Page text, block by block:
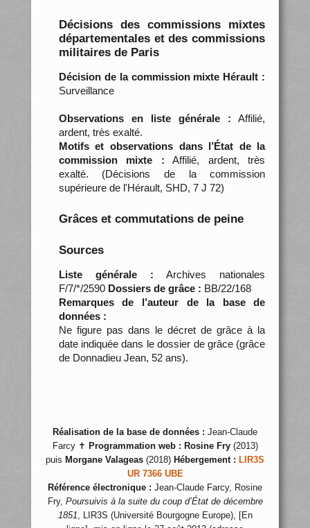
Décisions des commissions mixtes
départementales et des commissions
militaires de Paris
Décision de la commission mixte Hérault :
Surveillance
Observations en liste générale : Affilié,
ardent, très exalté.
Motifs et observations dans l’État de la
commission mixte : Affilié, ardent, très
exalté. (Décisions de la commission
supérieure de l'Hérault, SHD, 7 J 72)
Grâces et commutations de peine
Sources
Liste générale : Archives nationales
F/7/*/2590 Dossiers de grâce : BB/22/168
Remarques de l’auteur de la base de
données :
Ne figure pas dans le décret de grâce à la
date indiquée dans le dossier de grâce (grâce
de Donnadieu Jean, 52 ans).
Réalisation de la base de données : Jean-Claude
Farcy ✝ Programmation web : Rosine Fry(2013)
puis Morgane Valageas (2018) Hébergement : LIR3S
UR 7366 UBE
Référence électronique : Jean-Claude Farcy, Rosine
Fry, Poursuivis à la suite du coup d’État de décembre
1851, LIR3S (Université Bourgogne Europe), [En